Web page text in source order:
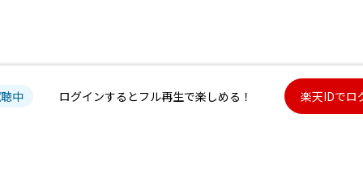
中 ログインするとフル再生で楽しめる！ 楽天IDでロ